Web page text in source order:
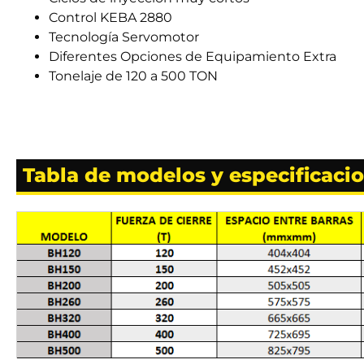
Control KEBA 2880
Tecnología Servomotor
Diferentes Opciones de Equipamiento Extra
Tonelaje de 120 a 500 TON
Tabla de modelos y